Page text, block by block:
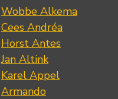
Wobbe Alkema
Cees Andréa
Horst Antes
Jan Altink
Karel Appel
Armando